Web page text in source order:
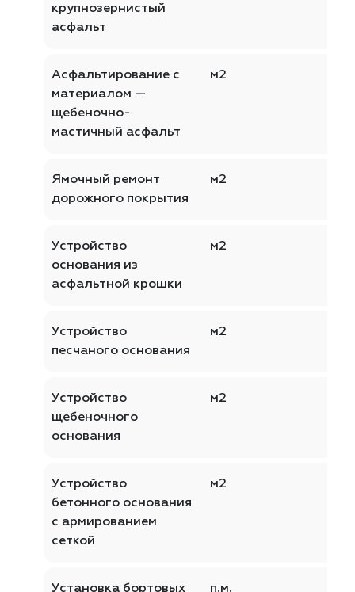
крупнозернистый
асфальт
Асфальтирование с
материалом —
щебеночно-
мастичный асфальт
м2
Ямочный ремонт
дорожного покрытия
м2
Устройство
основания из
асфальтной крошки
м2
Устройство
песчаного основания
м2
Устройство
щебеночного
основания
м2
Устройство
бетонного основания
с армированием
сеткой
м2
Установка бортовых
п.м.